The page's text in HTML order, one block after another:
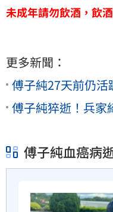
未成年請勿飲酒，飲
更多新聞：
傅子純27天前仍
傅子純猝逝！兵家
傅子純血癌病